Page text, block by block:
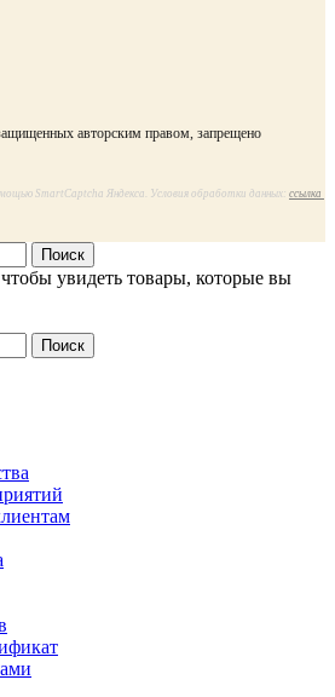
авторским правом, запрещено
SmartCaptcha Яндекса. Условия обработки данных: ссылка
Поиск
увидеть товары, которые вы
Поиск